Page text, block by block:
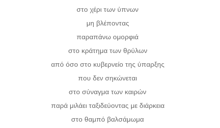
στο χέρι των ύπνων
μη βλέποντας
παραπάνω ομορφιά
στο κράτημα των θρύλων
από όσο στο κυβερνείο της ύπαρξης
που δεν σηκώνεται
στο σύναγμα των καιρών
παρά μιλάει ταξιδεύοντας με διάρκεια
στο θαμπό βαλσάμωμα